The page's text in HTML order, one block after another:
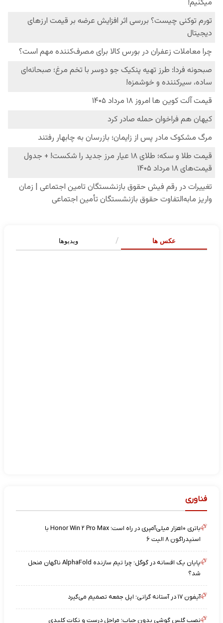
عکس ها ویدیوها
فناوری
باتری ۱۰هزار میلی‌آمپری در راه است؛ Honor Win ۲ Pro Max با
اسنپدراگون ۸ الیت ۶
پایان یک افسانه در گوگل؛ چرا تیم سازنده AlphaFold ناگهان منحل
شد؟
آیفون ۱۷ در آستانه گرانی؛ اپل جمعه تصمیم می‌گیرد
نصب گلس گوشی بدون حباب؛ مراحل درست و نکات کلیدی